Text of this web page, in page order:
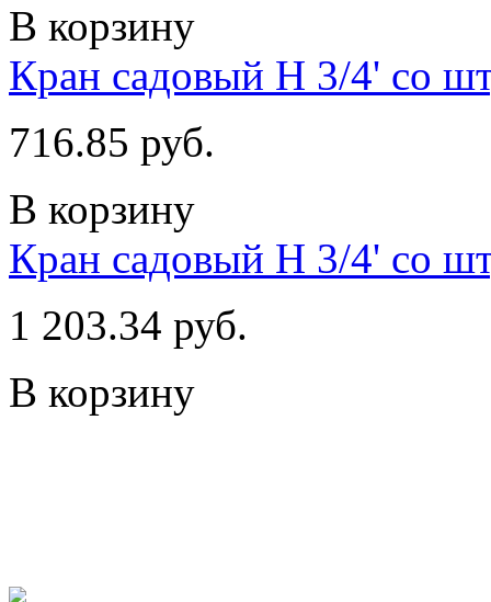
В корзину
Кран садовый Н 3/4' со
716.85 руб.
В корзину
Кран садовый Н 3/4' со
1 203.34 руб.
В корзину